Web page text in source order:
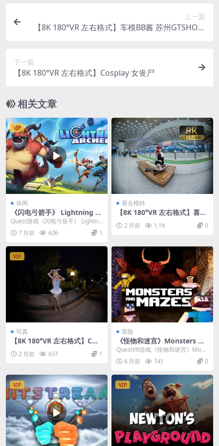
上一篇
【8K 180°VR 左右格式】车模BB酱 苏州GTSHOW
下一篇
【8K 180°VR 左右格式】Cosplay 女丧尸
相关文章
VIP
休闲
《闪电弓箭手》 Lightning A
rcher
Quest游戏《闪电弓箭手》 Lightnin
g Archer 这是一款引人入胜...
7 月前 626 1
展会模特
【8K 180°VR 左右格式】喜多
界线动漫展
2 月前 1.1K 0
VIP
写真
【8K 180°VR 左右格式】COS
2 月前 657 1
冒险
《怪物和迷宫》Monsters An
d Mazes
QuestVR游戏《怪物和迷宫》Mons
ters And Mazes 是一款多人...
6 月前 741 0
VIP VIP